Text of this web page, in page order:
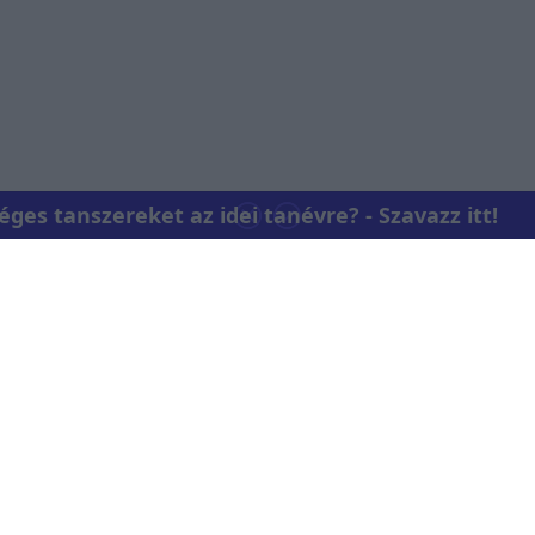
tanszereket az idei tanévre? - Szavazz itt!